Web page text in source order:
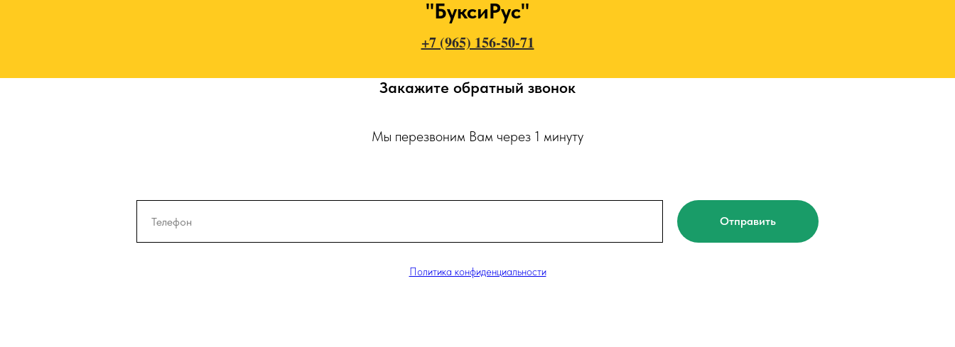
"БуксиРус"
+7 (965) 156-50-71
Закажите обратный звонок
Мы перезвоним Вам через 1 минуту
Отправить
Политика конфиденциальности